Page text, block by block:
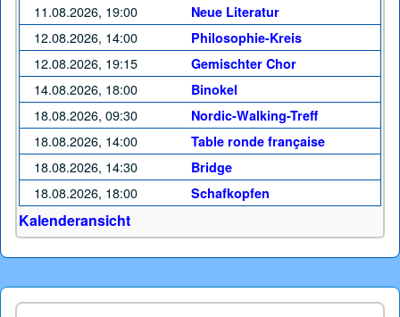
11.08.2026, 19:00 Neue Literatur
12.08.2026, 14:00 Philosophie-Kreis
12.08.2026, 19:15 Gemischter Chor
14.08.2026, 18:00 Binokel
18.08.2026, 09:30 Nordic-Walking-Treff
18.08.2026, 14:00 Table ronde française
18.08.2026, 14:30 Bridge
18.08.2026, 18:00 Schafkopfen
Kalenderansicht